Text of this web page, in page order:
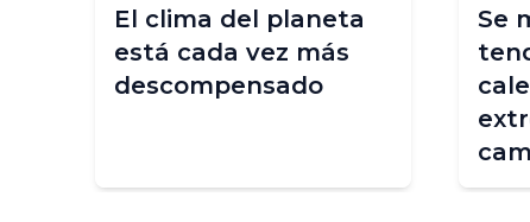
El clima del planeta
está cada vez más
descompensado
Se